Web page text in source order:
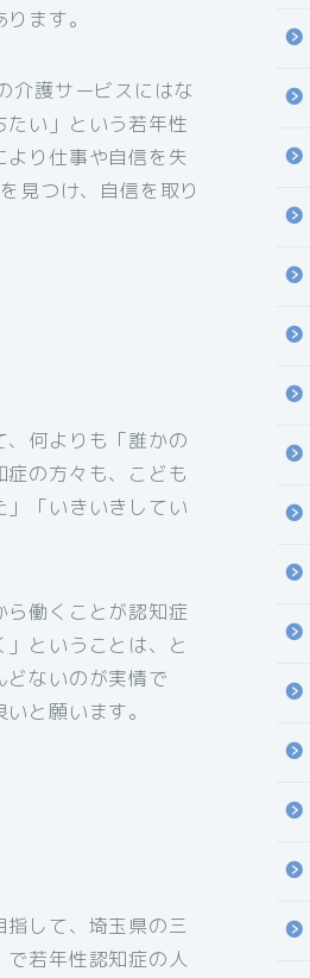
ます。
介護サービスにはな
い」という若年性
り仕事や自信を失
見つけ、自信を取り
、何よりも「誰かの
の方々も、こども
「いきいきしてい
働くことが認知症
ということは、と
ないのが実情で
と願います。
して、埼玉県の三
若年性認知症の人